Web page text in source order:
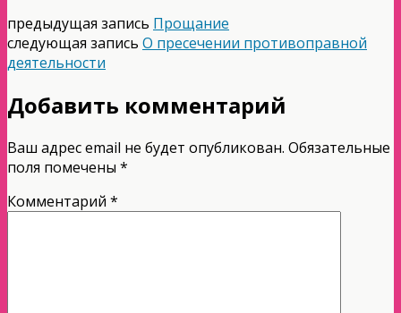
предыдущая запись Прощание
следующая запись О пресечении противоправной
деятельности
Добавить комментарий
Ваш адрес email не будет опубликован. Обязательные
поля помечены *
Комментарий *